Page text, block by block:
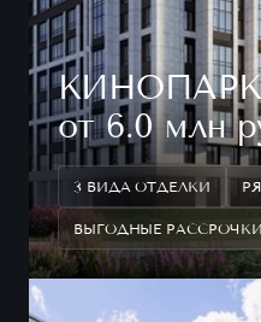
КИНОПАРК
от 6.0 млн
3 ВИДА ОТДЕЛКИ
ВЫГОДНЫЕ РАССРОЧКИ